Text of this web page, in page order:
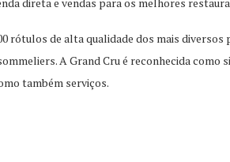
rótulos de alta qualidade dos mais diversos
A Grand Cru é reconhecida como
também serviços.